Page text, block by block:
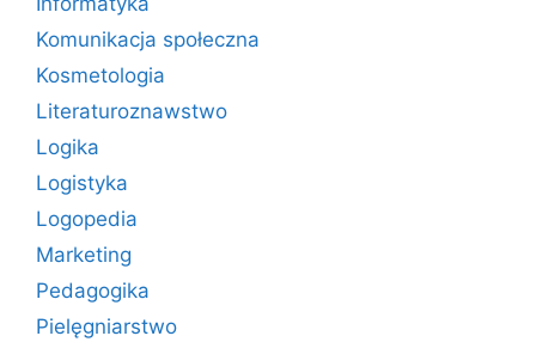
Komunikacja społeczna
Kosmetologia
Literaturoznawstwo
Logika
Logistyka
Logopedia
Marketing
Pedagogika
Pielęgniarstwo